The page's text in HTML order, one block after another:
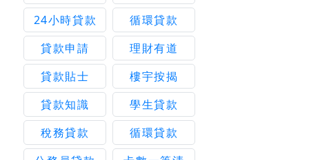
24小時貸款
循環貸款
貸款申請
理財有道
貸款貼士
樓宇按揭
貸款知識
學生貸款
稅務貸款
循環貸款